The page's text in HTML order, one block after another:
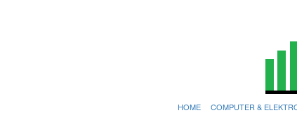
HOME COMPUTER &